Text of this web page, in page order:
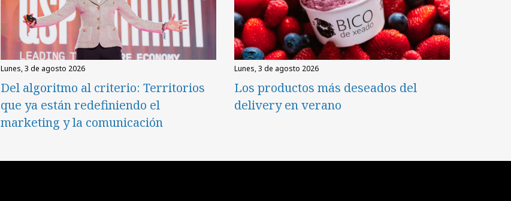
lunes, 3 de agosto 2026
Del algoritmo al criterio: Territorios
que ya están redefiniendo el
marketing y la comunicación
lunes, 3 de agosto 2026
Los productos más deseados del
delivery en verano